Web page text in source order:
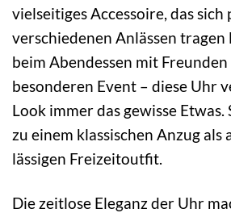
vielseitiges Accessoire, das sich
verschiedenen Anlässen tragen
beim Abendessen mit
besonderen Event – diese Uhr
Look immer das gewisse Etwas.
zu einem klassischen Anzug als
lässigen Freizeitoutfit.
Die zeitlose Eleganz der Uhr